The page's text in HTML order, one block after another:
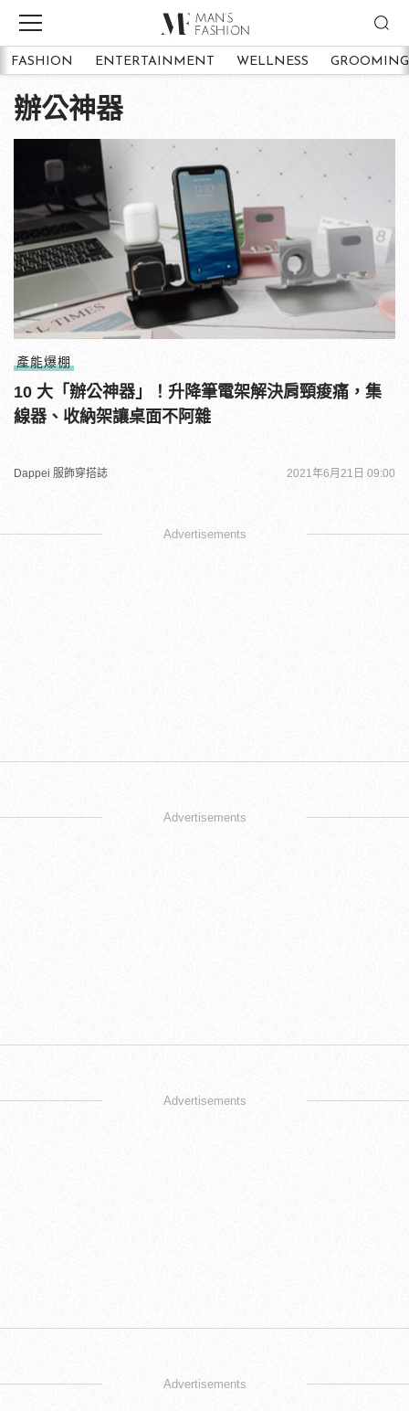
FASHION ENTERTAINMENT WELLNESS GROOMING
辦公神器
產能爆棚
10 大「辦公神器」！升降筆電架解決肩頸痠痛，集
線器、收納架讓桌面不阿雜
Dappei 服飾穿搭誌 2021年6月21日 09:00
Advertisements
Advertisements
Advertisements
Advertisements